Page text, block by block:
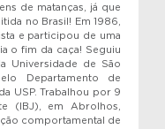
de matanças, já que
no Brasil! Em 1986,
e participou de uma
o fim da caça! Seguiu
Universidade de São
Departamento de
USP. Trabalhou por 9
(IBJ), em Abrolhos,
comportamental de